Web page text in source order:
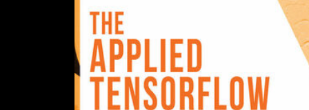
wydarzeniach studia przypadków dobieranie właściwych metod do poszczególnych
McConnell jest głównym inżynierem oprogramowania i dyrektorem
spółce Construx Software Builders. Jest także członkiem organizacji IEEE
Society oraz ACM. McConnell jest aktywnym programistą, koncentruje się
projektowaniu komercyjnego oprogramowania „celofanowego” (ang. shrink-
Współpracuje z wieloma znanymi firmami, w tym z korporacją Microsoft.
i z dziećmi mieszka w Bellevue, w stanie Waszyngton.